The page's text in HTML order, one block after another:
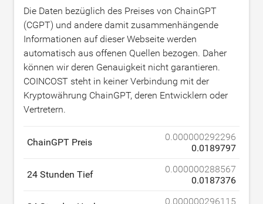
Die Daten bezüglich des Preises von ChainGPT
(CGPT) und andere damit zusammenhängende
Informationen auf dieser Webseite werden
automatisch aus offenen Quellen bezogen. Daher
können wir deren Genauigkeit nicht garantieren.
COINCOST steht in keiner Verbindung mit der
Kryptowährung ChainGPT, deren Entwicklern oder
Vertretern.
ChainGPT Preis
0.000000292296
0.0189797
24 Stunden Tief
0.000000288567
0.0187376
0.000000296115